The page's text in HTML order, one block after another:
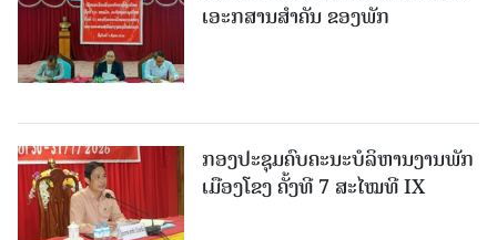
ເອະກສານສໍາຄັນ ຂອງພັກ
ກອງປະຊຸມຄົບຄະນະບໍລິຫານງານພັກ
ເມືອງໂຂງ ຄັ້ງທີ 7 ສະໄໝທີ IX